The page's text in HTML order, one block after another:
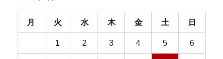
月 火 水 木 金 土 日
1 2 3 4 5 6